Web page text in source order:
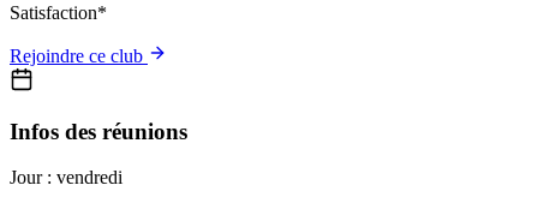
Satisfaction*
Rejoindre ce club
Infos des réunions
Jour : vendredi